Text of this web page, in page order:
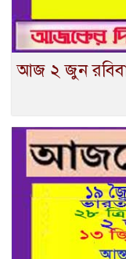
আজ ২ জুন